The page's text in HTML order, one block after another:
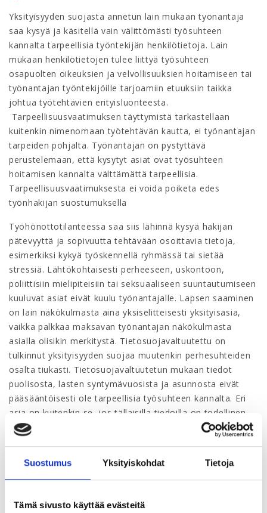
Suostumus Yksityiskohdat Tietoja
Tämä sivusto käyttää evästeitä
Yksityisyyden suojasta annetun lain mukaan työnantaja
saa kysyä ja käsitellä vain välittömästi työsuhteen
kannalta tarpeellisia työntekijän henkilötietoja. Lain
mukaan henkilötietojen tulee liittyä työsuhteen
osapuolten oikeuksien ja velvollisuuksien hoitamiseen tai
työnantajan työntekijöille tarjoamiin etuuksiin taikka
johtua työtehtävien erityisluonteesta.
Tarpeellisuusvaatimuksen täyttymistä tarkastellaan
kuitenkin nimenomaan työtehtävän kautta, ei työnantajan
tarpeiden pohjalta. Työnantajan on pystyttävä
perustelemaan, että kysytyt asiat ovat työsuhteen
hoitamisen kannalta välttämättä tarpeellisia.
Tarpeellisuusvaatimuksesta ei voida poiketa edes
työnhakijan suostumuksella
Työhönottotilanteessa saa siis lähinnä kysyä hakijan
pätevyyttä ja sopivuutta tehtävään osoittavia tietoja,
esimerkiksi kykyä työskennellä ryhmässä tai sietää
stressiä. Lähtökohtaisesti perheeseen, uskontoon,
poliittisiin mielipiteisiin tai seksuaaliseen suuntautumiseen
kuuluvat asiat eivät kuulu työnantajalle. Lapsen saaminen
on lain näkökulmasta aina yksiselitteisesti yksityisasia,
vaikka palkkaa maksavan työnantajan näkökulmasta
asialla olisikin merkitystä. Tietosuojavaltuutettu on
tulkinnut yksityisyyden suojaa muutenkin perhesuhteiden
osalta tiukasti. Tietosuojavaltuutetun mukaan tiedot
puolisosta, lasten syntymävuosista ja asunnosta eivät
pääsääntöisesti ole tarpeellisia työsuhteen kannalta. Eri
asia on kuitenkin se, jos tällaisilla tiedoilla on todellinen
merkitys esimerkiksi työnantajan velvollisuuksien
täyttämisessä. Esimerkiksi henkilöltä, joka palkataan
perheolosuhteita, jos työnantajan on tarkoitus huolehtia
lasten koulutuskustannuksista ulkomailla. Muista